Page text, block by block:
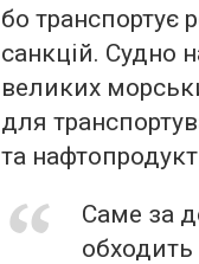
бо транспортує
санкцій. Судно
великих
для
та
Саме за
обходить